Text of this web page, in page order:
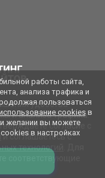
удобства
и анализа трафика.
согласие с
и соглашаетесь с
технологий
соответствующие
работы сайта,
анализа трафика и
пользоваться
cookiesв
желании вы можете
в настройках